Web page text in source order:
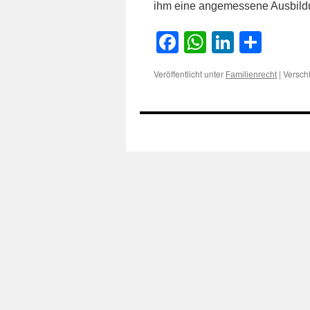
ihm eine angemessene
Facebook
WhatsApp
LinkedIn
Veröffentlicht unter Familienrecht |